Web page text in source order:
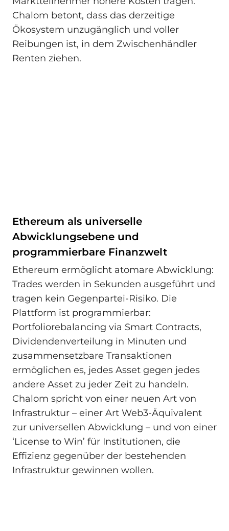
Chalom betont, dass das derzeitige
Ökosystem unzugänglich und voller
Reibungen ist, in dem Zwischenhändler
Renten ziehen.
Ethereum als universelle
Abwicklungsebene und
programmierbare Finanzwelt
Ethereum ermöglicht atomare Abwicklung:
Trades werden in Sekunden ausgeführt und
tragen kein Gegenpartei-Risiko. Die
Plattform ist programmierbar:
Portfoliorebalancing via Smart Contracts,
Dividendenverteilung in Minuten und
zusammensetzbare Transaktionen
ermöglichen es, jedes Asset gegen jedes
andere Asset zu jeder Zeit zu handeln.
Chalom spricht von einer neuen Art von
Infrastruktur – einer Art Web3-Äquivalent
zur universellen Abwicklung – und von einer
‘License to Win’ für Institutionen, die
Effizienz gegenüber der bestehenden
Infrastruktur gewinnen wollen.